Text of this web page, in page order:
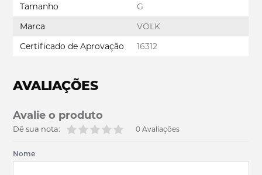
Tamanho
G
Marca
VOLK
Certificado de Aprovação
16312
AVALIAÇÕES
Avalie o produto
0 Avaliações
Dê sua nota:
Nome